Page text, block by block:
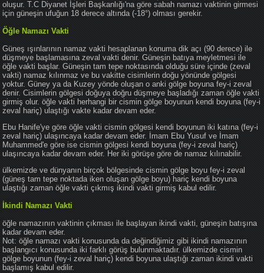
oluşur. T.C Diyanet İşleri Başkanlığı'na göre sabah namazı vaktinin girmesi
için güneşin ufuğun 18 derece altında (-18°) olması gerekir.
Öğle Namazı Vakti
Güneş ışınlarının namaz vakti hesaplanan konuma dik açı (90 derece) ile
düşmeye başlamasına zeval vakti denir. Güneşin batıya meyletmesi ile
öğle vakti başlar. Güneşin tam tepe noktasında olduğu süre içinde (zeval
vakti) namaz kılınmaz ve bu vakitte cisimlerin doğu yönünde gölgesi
yoktur. Güney ya da Kuzey yönde oluşan o anki gölge boyuna fey-i zeval
denir. Cisimlerin gölgesi doğuya doğru düşmeye başladığı zaman öğle vakti
girmiş olur. öğle vakti herhangi bir cismin gölge boyunun kendi boyuna (fey-i
zeval hariç) ulaştığı vakte kadar devam eder.
Ebu Hanife'ye göre öğle vakti cismin gölgesi kendi boyunun iki katına (fey-i
zeval hariç) ulaşıncaya kadar devam eder. İmam Ebu Yusuf ve İmam
Muhammed'e göre ise cismin gölgesi kendi boyuna (fey-i zeval hariç)
ulaşıncaya kadar devam eder. Her iki görüşe göre de namaz kılınabilir.
ülkemizde ve dünyanın birçok bölgesinde cismin gölge boyu fey-i zeval
(güneş tam tepe noktada iken oluşan gölge boyu) hariç kendi boyuna
ulaştığı zaman öğle vakti çıkmış ikindi vakti girmiş kabul edilir.
İkindi Namazı Vakti
öğle namazının vaktinin çıkması ile başlayan ikindi vakti, güneşin batışına
kadar devam eder.
Not: öğle namazı vakti konusunda da değindiğimiz gibi ikindi namazının
başlangıcı konusunda iki farklı görüş bulunmaktadır. ülkemizde cismin
gölge boyunun (fey-i zeval hariç) kendi boyuna ulaştığı zaman ikindi vakti
başlamış kabul edilir.